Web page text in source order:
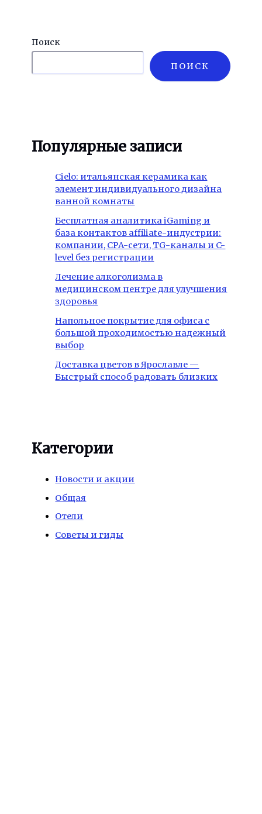
Поиск
ПОИСК
Популярные записи
Cielo: итальянская керамика как
элемент индивидуального дизайна
ванной комнаты
Бесплатная аналитика iGaming и
база контактов affiliate-индустрии:
компании, CPA-сети, TG-каналы и C-
level без регистрации
Лечение алкоголизма в
медицинском центре для улучшения
здоровья
Напольное покрытие для офиса с
большой проходимостью надежный
выбор
Доставка цветов в Ярославле —
Быстрый способ радовать близких
Категории
Новости и акции
Общая
Отели
Советы и гиды